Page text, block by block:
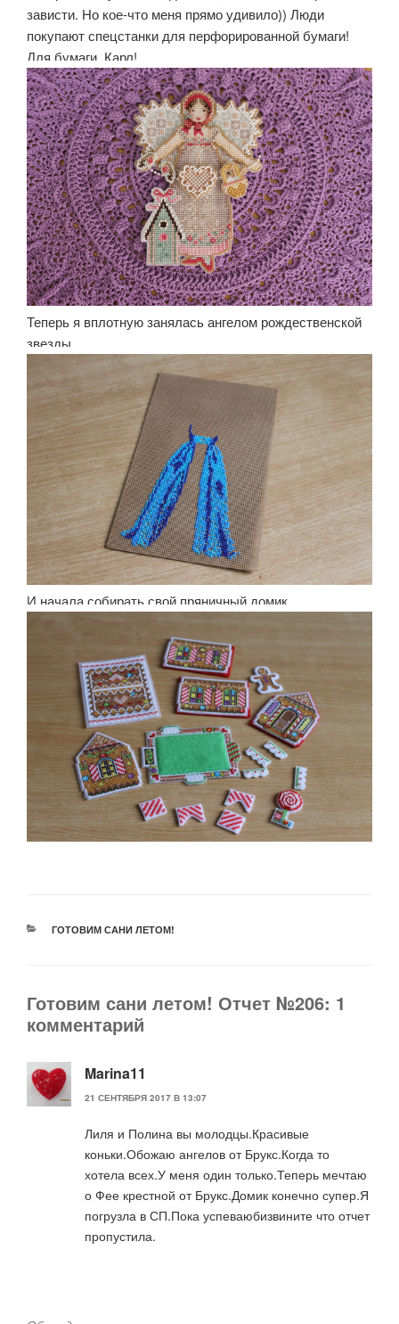
зависти. Но кое-что меня прямо удивило)) Люди
покупают спецстанки для перфорированной бумаги!
Для бумаги, Карл!
Теперь я вплотную занялась ангелом рождественской
звезды.
И начала собирать свой пряничный домик.
РУБРИКИ
ГОТОВИМ САНИ ЛЕТОМ!
Готовим сани летом! Отчет №206: 1
комментарий
Marina11
21 СЕНТЯБРЯ 2017 В 13:07
Лиля и Полина вы молодцы.Красивые
коньки.Обожаю ангелов от Брукс.Когда то
хотела всех.У меня один только.Теперь мечтаю
о Фее крестной от Брукс.Домик конечно супер.Я
погрузла в СП.Пока успеваюбизвините что отчет
пропустила.